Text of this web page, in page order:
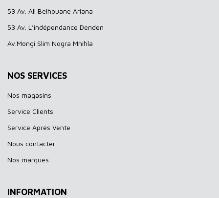
53 Av. Ali Belhouane Ariana
53 Av. L’indépendance Denden
Av.Mongi Slim Nogra Mnihla
NOS SERVICES
Nos magasins
Service Clients
Service Aprés Vente
Nous contacter
Nos marques
INFORMATION